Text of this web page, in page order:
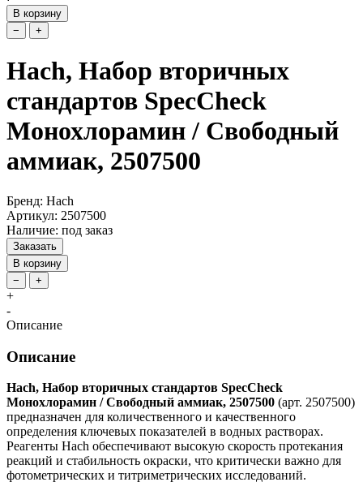
В корзину
−
+
Hach, Набор вторичных
стандартов SpecCheck
Монохлорамин / Свободный
аммиак, 2507500
Бренд: Hach
Артикул: 2507500
Наличие: под заказ
Заказать
В корзину
−
+
+
-
Описание
Описание
Hach, Набор вторичных стандартов SpecCheck
Монохлорамин / Свободный аммиак, 2507500 (арт. 2507500)
предназначен для количественного и качественного
определения ключевых показателей в водных растворах.
Реагенты Hach обеспечивают высокую скорость протекания
реакций и стабильность окраски, что критически важно для
фотометрических и титриметрических исследований.